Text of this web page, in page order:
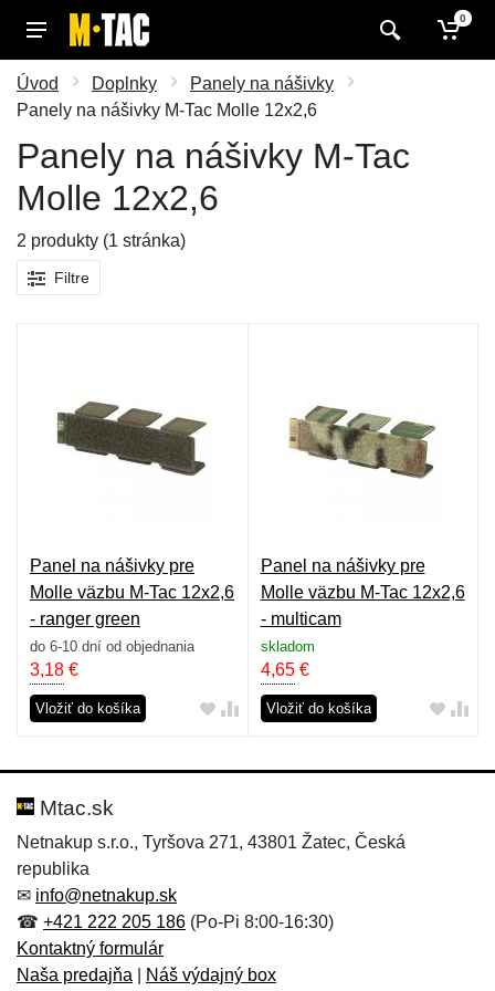
0
Úvod Doplnky
Panely na nášivky
Panely na nášivky M-Tac Molle 12x2,6
Panely na nášivky M-Tac
Molle 12x2,6
2 produkty (1 stránka)
Filtre
Panel na nášivky pre
Molle väzbu M-Tac 12x2,6
- ranger green
do 6-10 dní od objednania
3,18 €
Vložiť do košíka
Panel na nášivky pre
Molle väzbu M-Tac 12x2,6
- multicam
skladom
4,65€
Vložiť do košíka
Mtac.sk
Netnakup s.r.o., Tyršova 271, 43801 Žatec, Česká
republika
✉ info@netnakup.sk
☎ +421 222 205 186 (Po-Pi 8:00-16:30)
Kontaktný formulár
Naša predajňa
Náš výdajný box